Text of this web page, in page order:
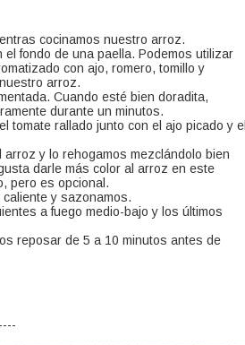
cocinamos nuestro arroz.
fondo de una paella. Podemos utilizar
con ajo, romero, tomillo y
arroz.
Cuando esté bien doradita,
durante un minutos.
tomate rallado junto con el ajo picado y el
y lo rehogamos mezclándolo bien
darle más color al arroz en este
pero es opcional.
y sazonamos.
a fuego medio-bajo y los últimos
reposar de 5 a 10 minutos antes de